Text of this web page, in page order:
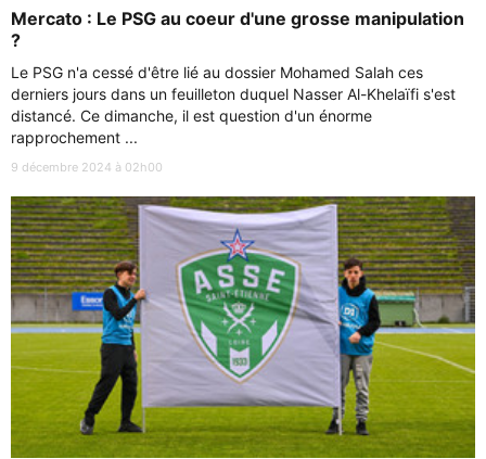
Mercato : Le PSG au coeur d'une grosse manipulation
?
Le PSG n'a cessé d'être lié au dossier Mohamed Salah ces
derniers jours dans un feuilleton duquel Nasser Al-Khelaïfi s'est
distancé. Ce dimanche, il est question d'un énorme
rapprochement ...
9 décembre 2024 à 02h00